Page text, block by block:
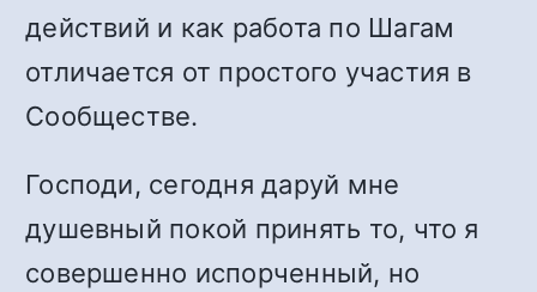
действий и как работа по Шагам
отличается от простого участия в
Сообществе.
Господи, сегодня даруй мне
душевный покой принять то, что я
совершенно испорченный, но